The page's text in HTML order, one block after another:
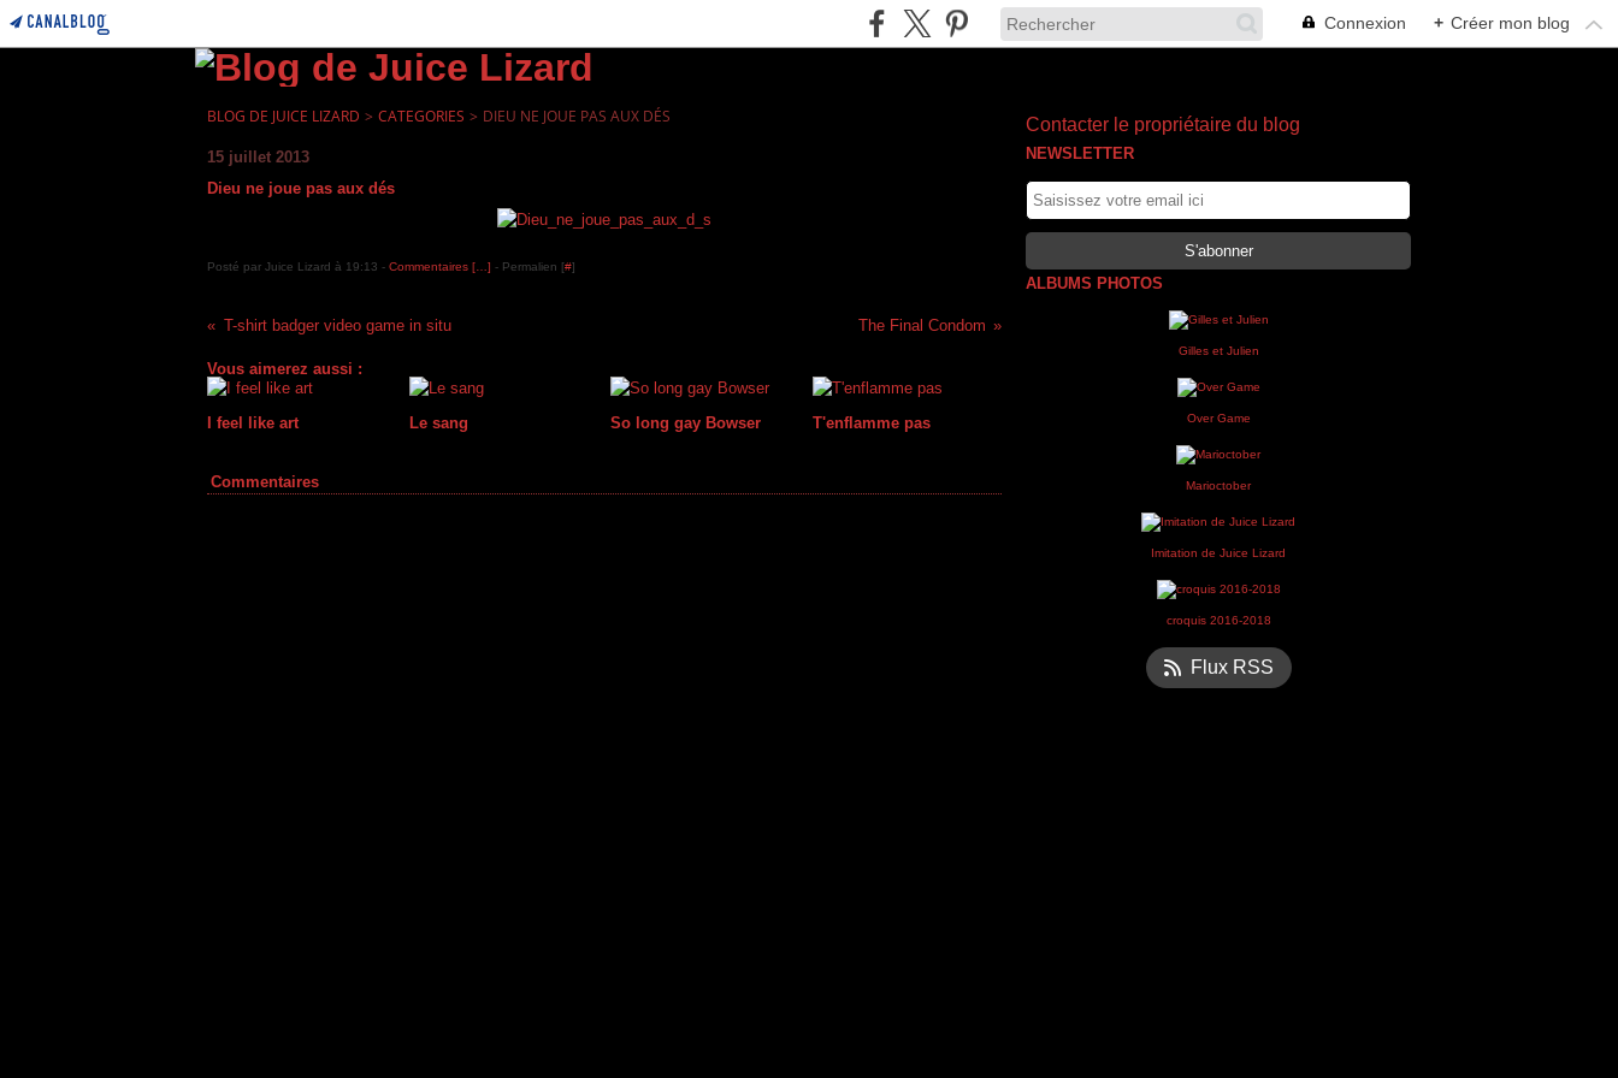
Connexion + Créer mon blog
BLOG DE JUICE LIZARD > CATEGORIES > DIEU NE JOUE PAS AUX DÉS
15 juillet 2013
Dieu ne joue pas aux dés
Posté par Juice Lizard à 19:13 - Commentaires [ ] - Permalien [#]
T-shirt badger video game in situ The Final Condom
Vous aimerez aussi :
I feel like art Le sang So long gay Bowser T'enflamme pas
Commentaires
Contacter le propriétaire du blog
NEWSLETTER
ALBUMS PHOTOS
Gilles et Julien
Over Game
Marioctober
Imitation de Juice Lizard
croquis 2016-2018
Flux RSS